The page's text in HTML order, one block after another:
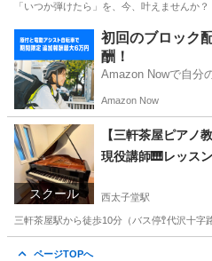
「いつか弾けたら」を、今、叶えませんか
西太子堂駅 ピ
初回のブロック
酬！
Amazon Nowで自分
う！
Amazon Now
スクール
【三軒茶屋ピアノ
現役講師🎹レッス
西太子堂駅
三軒茶屋駅から徒歩10分（バス停🚏代沢
ページTOPへ